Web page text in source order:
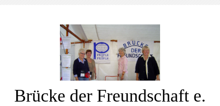
Brücke der Freundschaft e.